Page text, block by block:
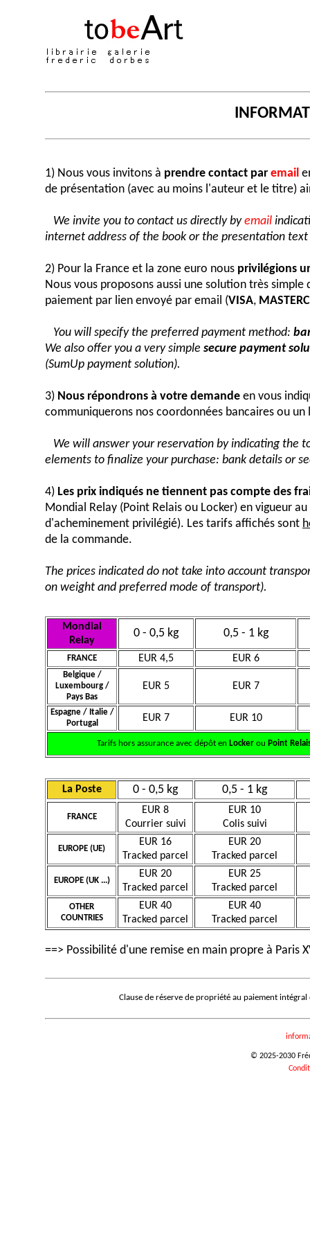
1) Nous vous invitons à prendre contact par email
de présentation (avec au moins l'auteur et le titre)
We invite you to contact us directly byemail
internet address of the book or the presentation
2) Pour la France et la zone euro nous privilégions
Nous vous proposons aussi une solution très simple
paiement par lien envoyé par email (VISA,
You will specify the preferred payment method:
We also offer you a very simple secure payment
(SumUp payment solution).
3) Nous répondrons à votre demande en vous
communiquerons nos coordonnées bancaires ou
We will answer your reservation by indicating the
elements to finalize your purchase: bank details or
4) Les prix indiqués ne tiennent pas compte des
Mondial Relay (Point Relais ou Locker) en vigueur
d'acheminement privilégié). Les tarifs affichés sont
de la commande.
The prices indicated do not take into account
on weight and preferred mode of transport).
Mondial
Relay
0 - 0,5 kg 0,5 - 1 kg
FRANCE EUR 4,5 EUR 6
Belgique /
Luxembourg /
Pays Bas
EUR 5 EUR 7
Espagne / Italie /
Portugal
EUR 7 EUR 10
Tarifs hors assurance avec dépôt en Lockerou Point
La Poste 0 - 0,5 kg 0,5 - 1 kg
FRANCE
EUR 8
Courrier suivi
EUR 10
Colis suivi
EUROPE (UE)
EUR 16
Tracked parcel
EUR 20
Tracked parcel
EUROPE (UK ...)
EUR 20
Tracked parcel
EUR 25
Tracked parcel
OTHER
COUNTRIES
EUR 40
Tracked parcel
EUR 40
Tracked parcel
==> Possibilité d'une remise en main propre à Paris
Clause de réserve de propriété au paiement
© 2025-2030